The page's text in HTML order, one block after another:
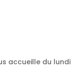
accueille du lundi